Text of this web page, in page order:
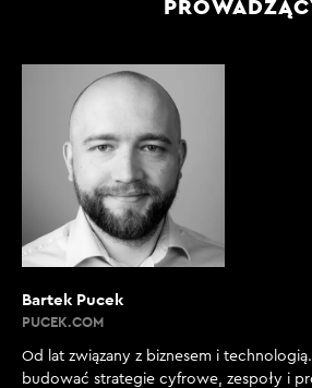
Bartek Pucek
PUCEK.COM
Od lat związany z biznesem i
budować strategie cyfrowe, zespoły i